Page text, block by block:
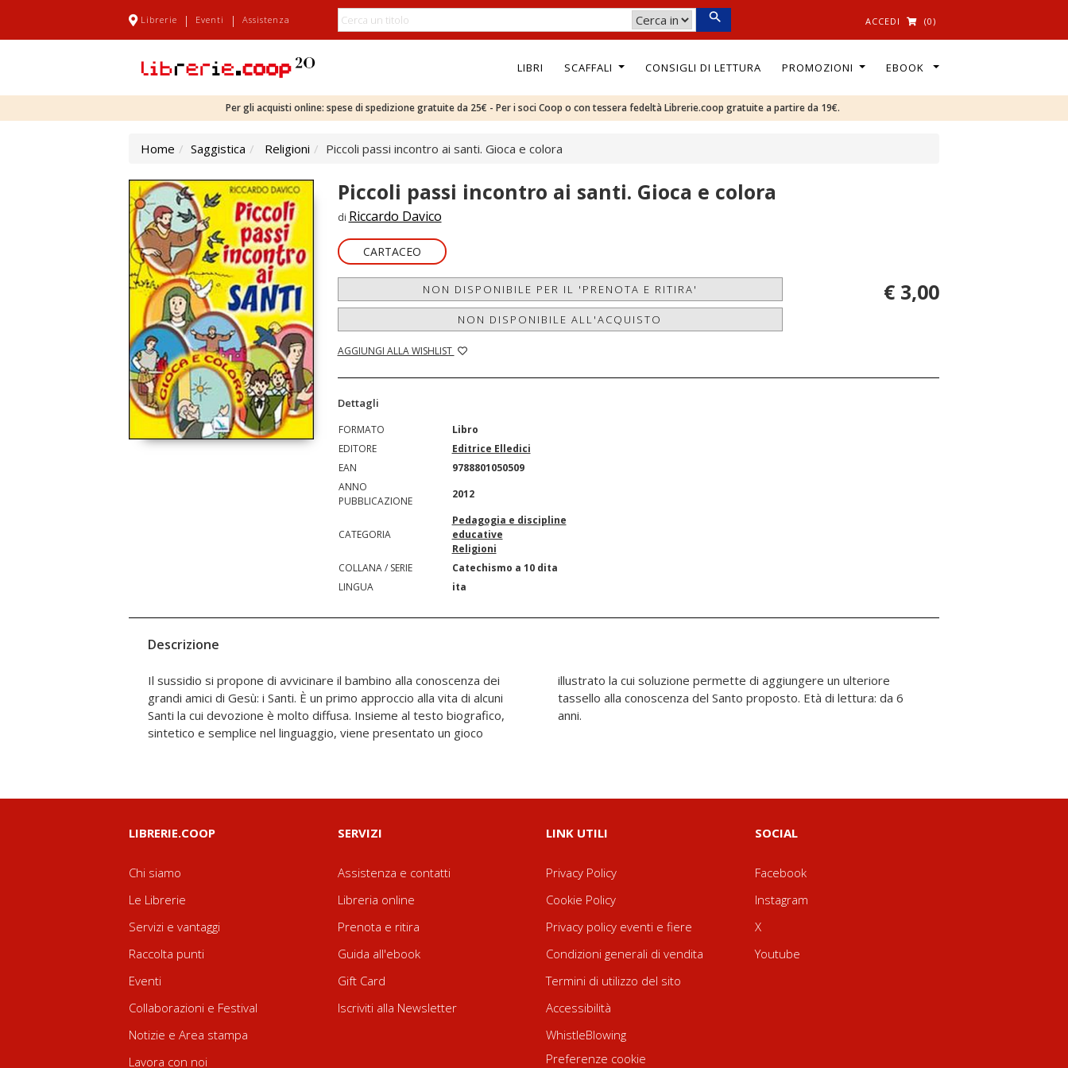
Librerie | Eventi | Assistenza ACCEDI (0)
LIBRI SCAFFALI CONSIGLI DI LETTURA PROMOZIONI EBOOK
Per gli acquisti online: spese di spedizione gratuite da 25€ - Per i soci Coop o con tessera fedeltà Librerie.coop gratuite a partire da 19€.
Home Saggistica Religioni Piccoli passi incontro ai santi. Gioca e colora
Piccoli passi incontro ai santi. Gioca e colora
di Riccardo Davico
CARTACEO
NON DISPONIBILE PER IL 'PRENOTA E RITIRA'
NON DISPONIBILE ALL'ACQUISTO
AGGIUNGI ALLA WISHLIST
€ 3,00
Dettagli
FORMATO
Libro
EDITORE
Editrice Elledici
EAN
9788801050509
ANNO
PUBBLICAZIONE
2012
CATEGORIA
Pedagogia e discipline
educative
Religioni
COLLANA / SERIE
Catechismo a 10 dita
LINGUA
ita
Descrizione
Il sussidio si propone di avvicinare il bambino alla conoscenza dei
grandi amici di Gesù: i Santi. È un primo approccio alla vita di alcuni
Santi la cui devozione è molto diffusa. Insieme al testo biografico,
sintetico e semplice nel linguaggio, viene presentato un gioco
illustrato la cui soluzione permette di aggiungere un ulteriore
tassello alla conoscenza del Santo proposto. Età di lettura: da 6
anni.
LIBRERIE.COOP
Chi siamo
Le Librerie
Servizi e vantaggi
Raccolta punti
Eventi
Collaborazioni e Festival
Notizie e Area stampa
Lavora con noi
SERVIZI
Assistenza e contatti
Libreria online
Prenota e ritira
Guida all'ebook
Gift Card
Iscriviti alla Newsletter
LINK UTILI
Privacy Policy
Cookie Policy
Privacy policy eventi e fiere
Condizioni generali di vendita
Termini di utilizzo del sito
Accessibilità
WhistleBlowing
Preferenze cookie
SOCIAL
Facebook
Instagram
X
Youtube